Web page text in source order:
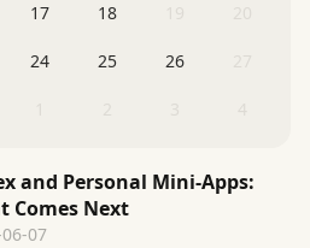
and Personal Mini-Apps:
Comes Next
07
17 18
24 25 26